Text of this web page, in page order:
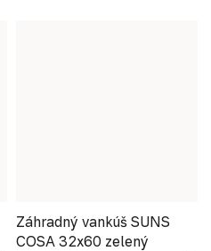
Záhradný vankúš SUNS
COSA 32x60 zelený